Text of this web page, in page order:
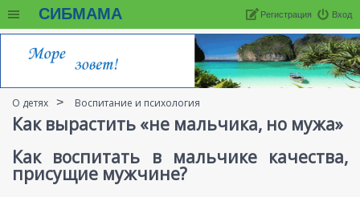
СИБМАМА Вход
Регистрация
О детях Воспитание и психология
Как вырастить «не мальчика, но мужа»
Как воспитать в мальчике качества,
присущие мужчине?